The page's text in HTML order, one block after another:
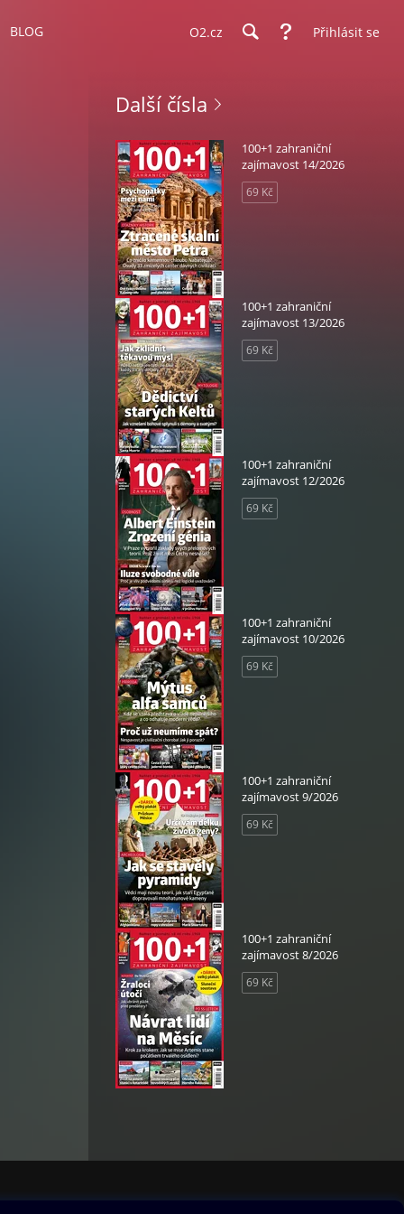
BLOG O2.cz Přihlásit se
Další čísla
100+1 zahraniční
zajímavost 14/2026
69 Kč
100+1 zahraniční
zajímavost 13/2026
69 Kč
100+1 zahraniční
zajímavost 12/2026
69 Kč
100+1 zahraniční
zajímavost 10/2026
69 Kč
100+1 zahraniční
zajímavost 9/2026
69 Kč
100+1 zahraniční
zajímavost 8/2026
69 Kč